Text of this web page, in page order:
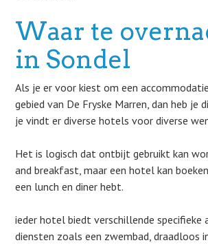
Waar te
in Sondel
Als je er voor kiest om een
gebied van De Fryske Marren, dan heb je
je vindt er diverse hotels voor diverse
Het is logisch dat ontbijt gebruikt kan
and breakfast, maar een hotel kan
een lunch en diner hebt.
ieder hotel biedt verschillende specifieke
diensten zoals een zwembad, draadloos